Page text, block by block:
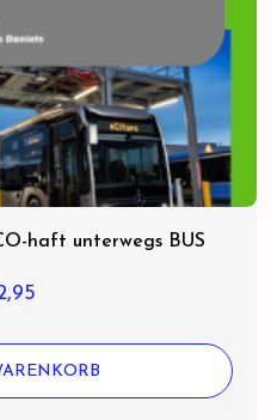
haft unterwegs BUS